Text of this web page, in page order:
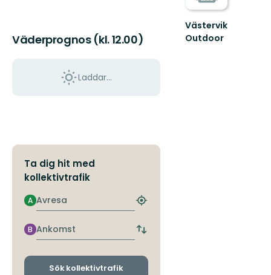
Väderprognos (kl. 12.00)
Laddar...
Ta dig hit med
kollektivtrafik
Avresa
A
Hitta
hållplats
Ankomst
B
Byt
och
Sök kollektivtrafik
Västervik
Outdoor